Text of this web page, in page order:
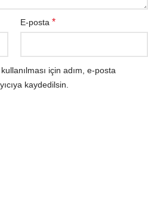
E-posta *
için adım, e-posta
kaydedilsin.